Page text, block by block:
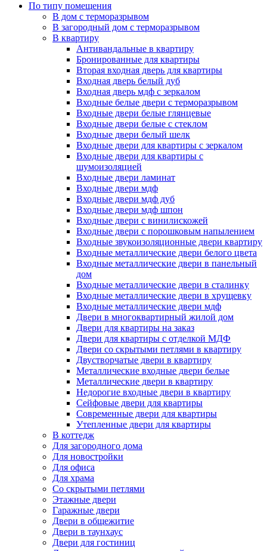
По типу помещения
В дом с терморазрывом
В загородный дом с терморазрывом
В квартиру
Антивандальные в квартиру
Бронированные для квартиры
Вторая входная дверь для квартиры
Входная дверь белый дуб
Входная дверь мдф с зеркалом
Входные белые двери с терморазрывом
Входные двери белые глянцевые
Входные двери белые с стеклом
Входные двери белый шелк
Входные двери для квартиры с зеркалом
Входные двери для квартиры с
шумоизоляцией
Входные двери ламинат
Входные двери мдф
Входные двери мдф дуб
Входные двери мдф шпон
Входные двери с винилискожей
Входные двери с порошковым напылением
Входные звукоизоляционные двери квартиру
Входные металлические двери белого цвета
Входные металлические двери в панельный
дом
Входные металлические двери в сталинку
Входные металлические двери в хрущевку
Входные металлические двери мдф
Двери в многоквартирный жилой дом
Двери для квартиры на заказ
Двери для квартиры с отделкой МДФ
Двери со скрытыми петлями в квартиру
Двустворчатые двери в квартиру
Металлические входные двери белые
Металлические двери в квартиру
Недорогие входные двери в квартиру
Сейфовые двери для квартиры
Современные двери для квартиры
Утепленные двери для квартиры
В коттедж
Для загородного дома
Для новостройки
Для офиса
Для храма
Со скрытыми петлями
Этажные двери
Гаражные двери
Двери в общежитие
Двери в таунхаус
Двери для гостиниц